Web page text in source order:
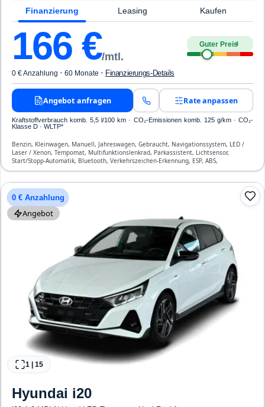
Finanzierung Leasing Kaufen
166 €/mtl.
Guter Preis4
0 € Anzahlung · 60 Monate · Finanzierungs-Details
Angebot anfragen Rate anpassen
Kraftstoffverbrauch komb. 5,5 l/100 km · CO₂-Emissionen komb. 125 g/km · CO₂-
Klasse D · WLTP*
Benzin, Kleinwagen, Manuell, Jahreswagen, Gebraucht, Navigationssystem, LED /
Laser / Xenon, Tempomat, Multifunktionslenkrad, Parkassistent, Lichtsensor,
Start/Stopp-Automatik, Bluetooth, Verkehrszeichen-Erkennung, ESP, ABS,
Klimaanlage, Airbag
0 € Anzahlung
Angebot
1 15
Hyundai i20